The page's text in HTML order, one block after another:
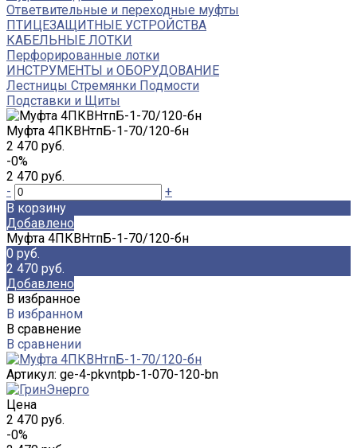
Ответвительные и переходные муфты
ПТИЦЕЗАЩИТНЫЕ УСТРОЙСТВА
КАБЕЛЬНЫЕ ЛОТКИ
Перфорированные лотки
ИНСТРУМЕНТЫ и ОБОРУДОВАНИЕ
Лестницы Стремянки Подмости
Подставки и Щиты
Муфта 4ПКВНтпБ-1-70/120-бн
2 470 руб.
-0%
2 470 руб.
-
+
В корзину
Добавлено
Муфта 4ПКВНтпБ-1-70/120-бн
0 руб.
2 470 руб.
Добавлено
В избранное
В избранном
В сравнение
В сравнении
Артикул: ge-4-pkvntpb-1-070-120-bn
Цена
2 470 руб.
-0%